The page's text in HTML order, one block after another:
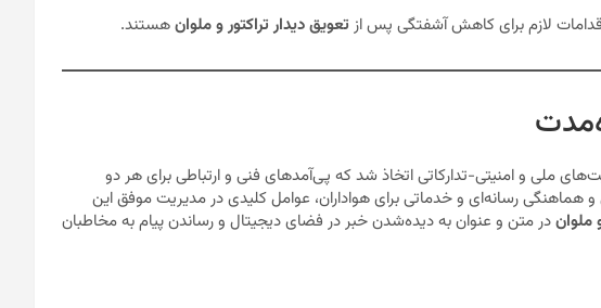
لازم برای کاهش آشفتگی پس از تعویق دیدار تراکتور و ملوانهستند.
ملی و امنیتی-تدارکاتی اتخاذ شد که پی‌آمدهای فنی و ارتباطی برای هر دو
و هماهنگی رسانه‌ای و خدماتی برای هواداران، عوامل کلیدی در مدیریت موفق این
ملواندر متن و عنوان به دیده‌شدن خبر در فضای دیجیتال و رساندن پیام به مخاطبان